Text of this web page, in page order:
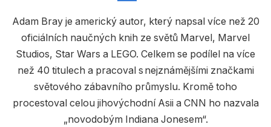
Populárně - naučná pro dospělé
Populárně - naučné pro děti
Předškoláci
Příroda a zahrada
Společnost, politika
Adam Bray je americký autor, který napsal více než 20
oficiálních naučných knih ze světů Marvel, Marvel
Studios, Star Wars a LEGO. Celkem se podílel na více
než 40 titulech a pracoval s nejznámějšími značkami
světového zábavního průmyslu. Kromě toho
procestoval celou jihovýchodní Asii a CNN ho nazvala
„novodobým Indiana Jonesem“.